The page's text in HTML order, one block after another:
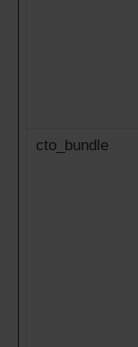
cto_bundle